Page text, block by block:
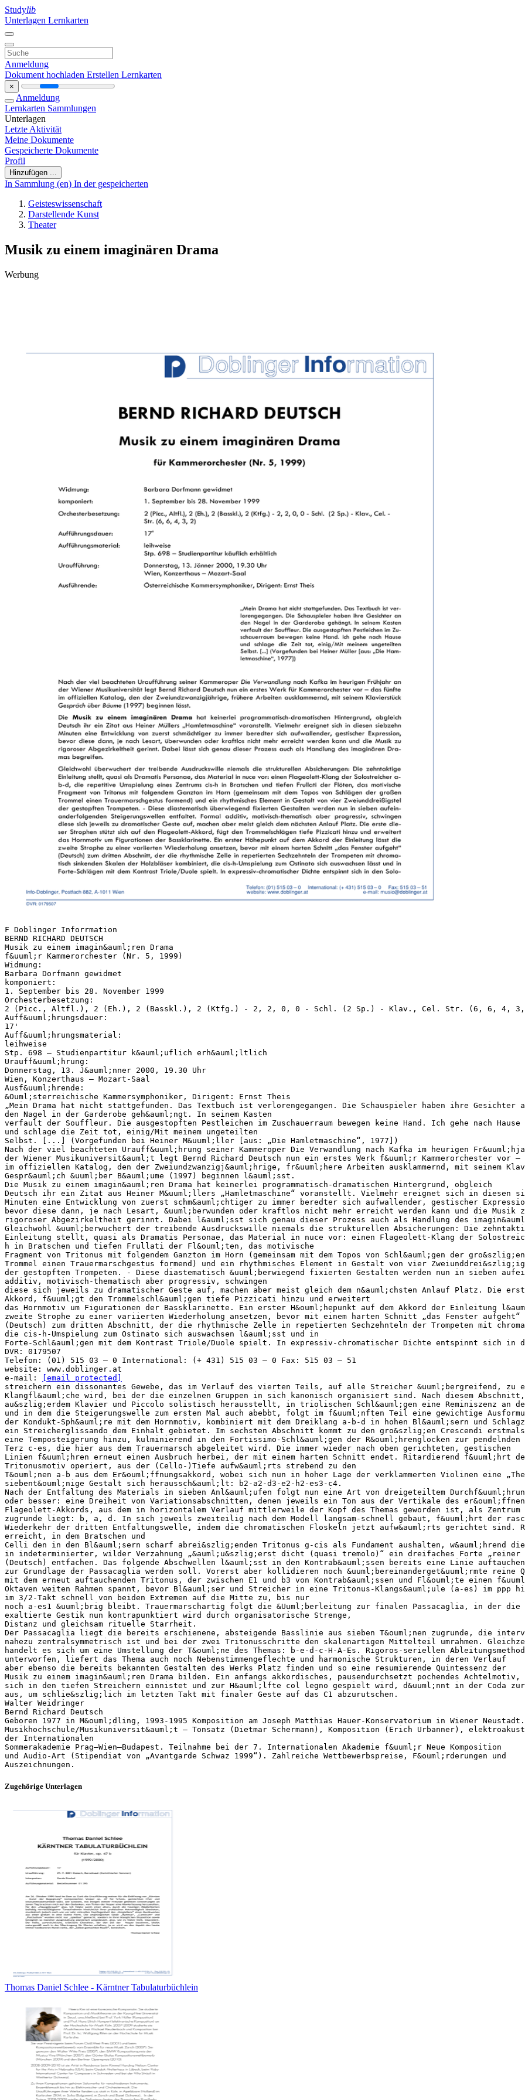
Studylib
Unterlagen Lernkarten
Anmeldung
Dokument hochladen Erstellen Lernkarten
×
Anmeldung
Lernkarten Sammlungen
Unterlagen
Letzte Aktivität
Meine Dokumente
Gespeicherte Dokumente
Profil
Hinzufügen ...
In Sammlung (en) In der gespeicherten
Geisteswissenschaft
Darstellende Kunst
Theater
Musik zu einem imaginären Drama
Werbung
F Doblinger Inforrmation
BERND RICHARD DEUTSCH
Musik zu einem imagin&auml;ren Drama
f&uuml;r Kammerorchester (Nr. 5, 1999)
Widmung:
Barbara Dorfmann gewidmet
komponiert:
1. September bis 28. November 1999
Orchesterbesetzung:
2 (Picc., Altfl.), 2 (Eh.), 2 (Basskl.), 2 (Ktfg.) - 2, 2, 0, 0 - Schl. (2 Sp.) - Klav., Cel. Str. (6, 6, 4,
Auff&uuml;hrungsdauer:
17'
Auff&uuml;hrungsmaterial:
leihweise
Stp. 698 – Studienpartitur k&auml;uflich erh&auml;ltlich
Urauff&uuml;hrung:
Donnerstag, 13. J&auml;nner 2000, 19.30 Uhr
Wien, Konzerthaus – Mozart-Saal
Ausf&uuml;hrende:
&Ouml;sterreichische Kammersymphoniker, Dirigent: Ernst Theis
„Mein Drama hat nicht stattgefunden. Das Textbuch ist verlorengegangen. Die Schauspieler haben ihre Gesichter
den Nagel in der Garderobe geh&auml;ngt. In seinem Kasten
verfault der Souffleur. Die ausgestopften Pestleichen im Zuschauerraum bewegen keine Hand. Ich gehe nach Hause
und schlage die Zeit tot, einig/Mit meinem ungeteilten
Selbst. [...] (Vorgefunden bei Heiner M&uuml;ller [aus: „Die Hamletmaschine“, 1977])
Nach der viel beachteten Urauff&uuml;hrung seiner Kammeroper Die Verwandlung nach Kafka im heurigen
der Wiener Musikuniversit&auml;t legt Bernd Richard Deutsch nun ein erstes Werk f&uuml;r Kammerorchester vor
im offiziellen Katalog, den der Zweiundzwanzigj&auml;hrige, fr&uuml;here Arbeiten ausklammernd, mit seinem
Gespr&auml;ch &uuml;ber B&auml;ume (1997) beginnen l&auml;sst.
Die Musik zu einem imagin&auml;ren Drama hat keinerlei programmatisch-dramatischen Hintergrund, obgleich
Deutsch ihr ein Zitat aus Heiner M&uuml;llers „Hamletmaschine“ voranstellt. Vielmehr ereignet sich in diesen
Minuten eine Entwicklung von zuerst schm&auml;chtiger zu immer beredter sich aufwallender, gestischer
bevor diese dann, je nach Lesart, &uuml;berwunden oder kraftlos nicht mehr erreicht werden kann und die Musik
rigoroser Abgezirkeltheit gerinnt. Dabei l&auml;sst sich genau dieser Prozess auch als Handlung des
Gleichwohl &uuml;berwuchert der treibende Ausdruckswille niemals die strukturellen Absicherungen: Die
Einleitung stellt, quasi als Dramatis Personae, das Material in nuce vor: einen Flageolett-Klang der
h in Bratschen und tiefen Frullati der Fl&ouml;ten, das motivische
Fragment von Tritonus mit folgendem Ganzton im Horn (gemeinsam mit dem Topos von Schl&auml;gen der gro&szlig;en
Trommel einen Trauermarschgestus formend) und ein rhythmisches Element in Gestalt von vier
der gestopften Trompeten. - Diese diastematisch &uuml;berwiegend fixierten Gestalten werden nun in sieben
additiv, motivisch-thematisch aber progressiv, schwingen
diese sich jeweils zu dramatischer Geste auf, machen aber meist gleich dem n&auml;chsten Anlauf Platz. Die
Akkord, f&uuml;gt den Trommelschl&auml;gen tiefe Pizzicati hinzu und erweitert
das Hornmotiv um Figurationen der Bassklarinette. Ein erster H&ouml;hepunkt auf dem Akkord der Einleitung
zweite Strophe zu einer variierten Wiederholung ansetzen, bevor mit einem harten Schnitt „das Fenster aufgeht“
(Deutsch) zum dritten Abschnitt, der die rhythmische Zelle in repetierten Sechzehnteln der Trompeten mit
die cis-h-Umspielung zum Ostinato sich auswachsen l&auml;sst und in
Forte-Schl&auml;gen mit dem Kontrast Triole/Duole spielt. In expressiv-chromatischer Dichte entspinnt sich in
DVR: 0179507
Telefon: (01) 515 03 – 0 International: (+ 431) 515 03 – 0 Fax: 515 03 – 51
website: www.doblinger.at
e-mail:
[email protected]
streichern ein dissonantes Gewebe, das im Verlauf des vierten Teils, auf alle Streicher &uuml;bergreifend, zu
Klangfl&auml;che wird, bei der die einzelnen Gruppen in sich kanonisch organisiert sind. Nach diesem
au&szlig;erdem Klavier und Piccolo solistisch herausstellt, in triolischen Schl&auml;gen eine Reminiszenz an
und in dem die Steigerungswelle zum ersten Mal auch abebbt, folgt im f&uuml;nften Teil eine gewichtige
der Kondukt-Sph&auml;re mit dem Hornmotiv, kombiniert mit dem Dreiklang a-b-d in hohen Bl&auml;sern und
ein Streicherglissando dem Einhalt gebietet. Im sechsten Abschnitt kommt zu den gro&szlig;en Crescendi
eine Temposteigerung hinzu, kulminierend in den Fortissimo-Schl&auml;gen der R&ouml;hrenglocken zur
Terz c-es, die hier aus dem Trauermarsch abgeleitet wird. Die immer wieder nach oben gerichteten, gestischen
Linien f&uuml;hren erneut einen Ausbruch herbei, der mit einem harten Schnitt endet. Ritardierend f&uuml;hrt
Tritonusmotiv operiert, aus der (Cello-)Tiefe aufw&auml;rts strebend zu den
T&ouml;nen a-b aus dem Er&ouml;ffnungsakkord, wobei sich nun in hoher Lage der verklammerten Violinen eine
siebent&ouml;nige Gestalt sich heraussch&auml;lt: b2-a2-d3-e2-h2-es3-c4.
Nach der Entfaltung des Materials in sieben Anl&auml;ufen folgt nun eine Art von dreigeteiltem
oder besser: eine Dreiheit von Variationsabschnitten, denen jeweils ein Ton aus der Vertikale des
Flageolett-Akkords, aus dem in horizontalem Verlauf mittlerweile der Kopf des Themas geworden ist, als Zentrum
zugrunde liegt: b, a, d. In sich jeweils zweiteilig nach dem Modell langsam-schnell gebaut, f&uuml;hrt der
Wiederkehr der dritten Entfaltungswelle, indem die chromatischen Floskeln jetzt aufw&auml;rts gerichtet
erreicht, in dem Bratschen und
Celli den in den Bl&auml;sern scharf abrei&szlig;enden Tritonus g-cis als Fundament aushalten, w&auml;hrend
in indeterminierter, wilder Verzahnung „&auml;u&szlig;erst dicht (quasi tremolo)“ ein dreifaches Forte „reiner
(Deutsch) entfachen. Das folgende Abschwellen l&auml;sst in den Kontrab&auml;ssen bereits eine Linie
zur Grundlage der Passacaglia werden soll. Vorerst aber kollidieren noch &uuml;bereinanderget&uuml;rmte reine
mit dem erneut auftauchenden Tritonus, der zwischen E1 und b3 von Kontrab&auml;ssen und Fl&ouml;te einen
Oktaven weiten Rahmen spannt, bevor Bl&auml;ser und Streicher in eine Tritonus-Klangs&auml;ule (a-es) im ppp
im 3/2-Takt schnell von beiden Extremen auf die Mitte zu, bis nur
noch a-es1 &uuml;brig bleibt. Trauermarschartig folgt die &Uuml;berleitung zur finalen Passacaglia, in der die
exaltierte Gestik nun kontrapunktiert wird durch organisatorische Strenge,
Distanz und gleichsam rituelle Starrheit.
Der Passacaglia liegt die bereits erschienene, absteigende Basslinie aus sieben T&ouml;nen zugrunde, die
nahezu zentralsymmetrisch ist und bei der zwei Tritonusschritte den skalenartigen Mittelteil umrahmen.
handelt es sich um eine Umstellung der T&ouml;ne des Themas: b-e-d-c-H-A-Es. Rigoros-seriellen
unterworfen, liefert das Thema auch noch Nebenstimmengeflechte und harmonische Strukturen, in deren Verlauf
aber ebenso die bereits bekannten Gestalten des Werks Platz finden und so eine resumierende Quintessenz der
Musik zu einem imagin&auml;ren Drama bilden. Ein anfangs akkordisches, pausendurchsetzt pochendes Achtelmotiv,
sich in den tiefen Streichern einnistet und zur H&auml;lfte col legno gespielt wird, d&uuml;nnt in der Coda
aus, um schlie&szlig;lich im letzten Takt mit finaler Geste auf das C1 abzurutschen.
Walter Weidringer
Bernd Richard Deutsch
Geboren 1977 in M&ouml;dling, 1993-1995 Komposition am Joseph Matthias Hauer-Konservatorium in Wiener
Musikhochschule/Musikuniversit&auml;t – Tonsatz (Dietmar Schermann), Komposition (Erich Urbanner),
der Internationalen
Sommerakademie Prag–Wien–Budapest. Teilnahme bei der 7. Internationalen Akademie f&uuml;r Neue Komposition
und Audio-Art (Stipendiat von „Avantgarde Schwaz 1999“). Zahlreiche Wettbewerbspreise, F&ouml;rderungen und
Zugehörige Unterlagen
Thomas Daniel Schlee - Kärntner Tabulaturbüchlein